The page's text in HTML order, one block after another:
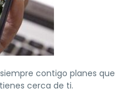
contigo planes que
cerca de ti.